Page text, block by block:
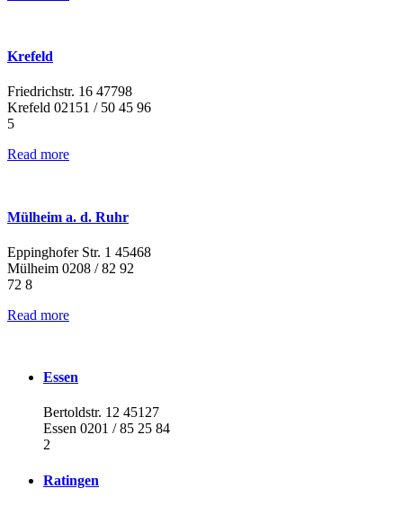
Krefeld
Friedrichstr. 16 47798
Krefeld 02151 / 50 45 96
5
Read more
Mülheim a. d. Ruhr
Eppinghofer Str. 1 45468
Mülheim 0208 / 82 92
72 8
Read more
Essen
Bertoldstr. 12 45127
Essen 0201 / 85 25 84
2
Ratingen